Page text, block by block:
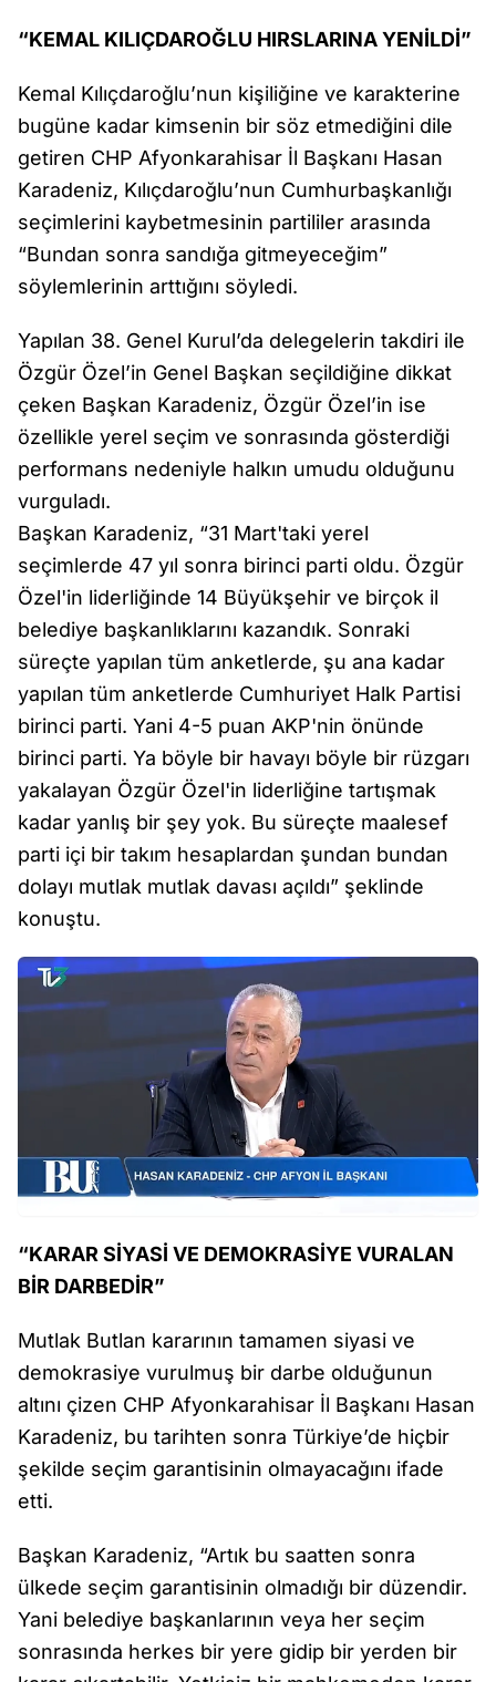
“KEMAL KILIÇDAROĞLU HIRSLARINA YENİLDİ”
Kemal Kılıçdaroğlu’nun kişiliğine ve karakterine
bugüne kadar kimsenin bir söz etmediğini dile
getiren CHP Afyonkarahisar İl Başkanı Hasan
Karadeniz, Kılıçdaroğlu’nun Cumhurbaşkanlığı
seçimlerini kaybetmesinin partililer arasında
“Bundan sonra sandığa gitmeyeceğim”
söylemlerinin arttığını söyledi.
Yapılan 38. Genel Kurul’da delegelerin takdiri ile
Özgür Özel’in Genel Başkan seçildiğine dikkat
çeken Başkan Karadeniz, Özgür Özel’in ise
özellikle yerel seçim ve sonrasında gösterdiği
performans nedeniyle halkın umudu olduğunu
vurguladı.
Başkan Karadeniz, “31 Mart'taki yerel
seçimlerde 47 yıl sonra birinci parti oldu. Özgür
Özel'in liderliğinde 14 Büyükşehir ve birçok il
belediye başkanlıklarını kazandık. Sonraki
süreçte yapılan tüm anketlerde, şu ana kadar
yapılan tüm anketlerde Cumhuriyet Halk Partisi
birinci parti. Yani 4-5 puan AKP'nin önünde
birinci parti. Ya böyle bir havayı böyle bir rüzgarı
yakalayan Özgür Özel'in liderliğine tartışmak
kadar yanlış bir şey yok. Bu süreçte maalesef
parti içi bir takım hesaplardan şundan bundan
dolayı mutlak mutlak davası açıldı” şeklinde
konuştu.
“KARAR SİYASİ VE DEMOKRASİYE VURALAN
BİR DARBEDİR”
Mutlak Butlan kararının tamamen siyasi ve
demokrasiye vurulmuş bir darbe olduğunun
altını çizen CHP Afyonkarahisar İl Başkanı Hasan
Karadeniz, bu tarihten sonra Türkiye’de hiçbir
şekilde seçim garantisinin olmayacağını ifade
etti.
Başkan Karadeniz, “Artık bu saatten sonra
ülkede seçim garantisinin olmadığı bir düzendir.
Yani belediye başkanlarının veya her seçim
sonrasında herkes bir yere gidip bir yerden bir